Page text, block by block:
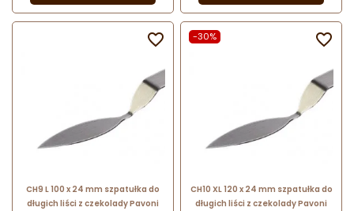
CH9 L 100 x 24 mm szpatułka do
długich liści z czekolady Pavoni
 -30%
CH10 XL 120 x 24 mm szpatułka do
długich liści z czekolady Pavoni
